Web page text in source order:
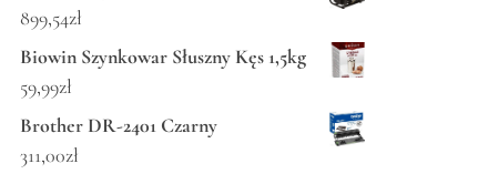
899,54zł
Biowin Szynkowar Słuszny Kęs 1,5kg
59,99zł
Brother DR-2401 Czarny
311,00zł